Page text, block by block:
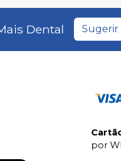
Dental
por